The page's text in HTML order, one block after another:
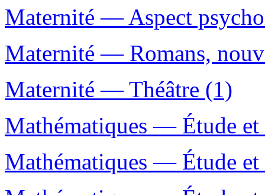
Maternité — Aspect
Maternité — Romans,
Maternité — Théâtre (1)
Mathématiques — Étude et
Mathématiques — Étude